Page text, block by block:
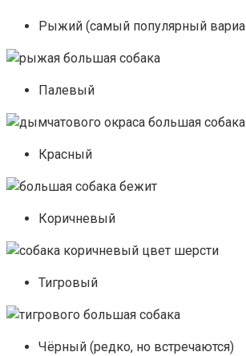
Рыжий (самый популярный
Палевый
Красный
Коричневый
Тигровый
Чёрный (редко, но встречаются)